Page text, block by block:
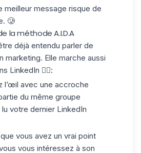
meilleur message risque de
🥲
la méthode A.I.D.A
déjà entendu parler de
marketing. Elle marche aussi
LinkedIn 👇🏻:
l’œil avec une accroche
du même groupe
lu votre dernier LinkedIn
vous avez un vrai point
vous intéressez à son